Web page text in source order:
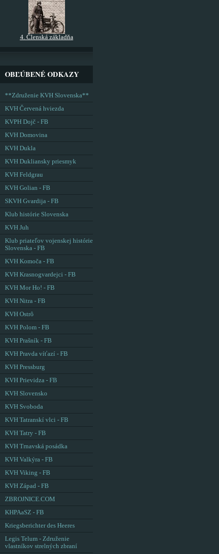
4. Členská základňa
OBĽÚBENÉ ODKAZY
**Združenie KVH Slovenska**
KVH Červená hviezda
KVPH Dojč - FB
KVH Domovina
KVH Dukla
KVH Dukliansky priesmyk
KVH Feldgrau
KVH Golian - FB
SKVH Gvardija - FB
Klub histórie Slovenska
KVH Juh
Klub priateľov vojenskej histórie
Slovenska - FB
KVH Komoča - FB
KVH Krasnogvardejci - FB
KVH Mor Ho! - FB
KVH Nitra - FB
KVH Ostrô
KVH Polom - FB
KVH Prašník - FB
KVH Pravda víťazí - FB
KVH Pressburg
KVH Prievidza - FB
KVH Slovensko
KVH Svoboda
KVH Tatranskí vlci - FB
KVH Tatry - FB
KVH Trnavská posádka
KVH Valkýra - FB
KVH Viking - FB
KVH Západ - FB
ZBROJNICE.COM
KHPAaSZ - FB
Kriegsberichter des Heeres
Legis Telum - Združenie
vlastníkov strelných zbraní